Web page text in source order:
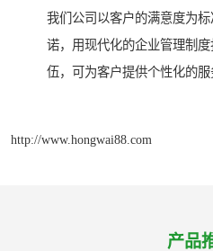
我们公司以客户的满意度为
诺，用现代化的企业管理制
伍，可为客户提供个性化的服
http://www.hongwai88.com
产品